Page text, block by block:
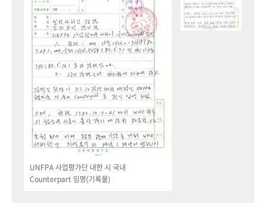
UNFPA 사업평가단 내한 시 국내
Counterpart 임명(기록물)